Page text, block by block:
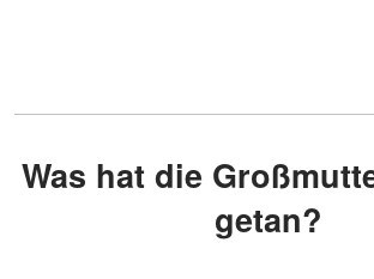
Was hat die Großmutter von OP
getan?